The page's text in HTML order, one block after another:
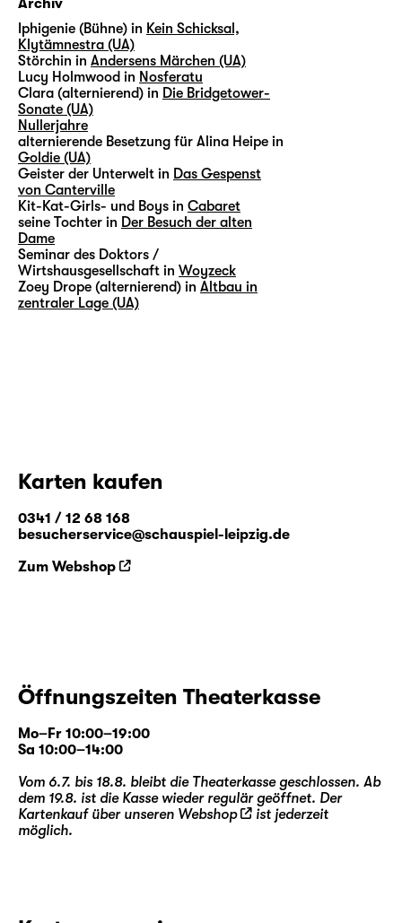
Archiv
Iphigenie (Bühne) in Kein Schicksal,
Klytämnestra (UA)
Störchin in Andersens Märchen (UA)
Lucy Holmwood in Nosferatu
Clara (alternierend) in Die Bridgetower-
Sonate (UA)
Nullerjahre
alternierende Besetzung für Alina Heipe in
Goldie (UA)
Geister der Unterwelt in Das Gespenst
von Canterville
Kit-Kat-Girls- und Boys in Cabaret
seine Tochter in Der Besuch der alten
Dame
Seminar des Doktors /
Wirtshausgesellschaft in Woyzeck
Zoey Drope (alternierend) in Altbau in
zentraler Lage (UA)
Karten kaufen
0341 / 12 68 168
besucherservice@schauspiel-leipzig.de
Zum Webshop
Öffnungszeiten Theaterkasse
Mo–Fr 10:00–19:00
Sa 10:00–14:00
Vom 6.7. bis 18.8. bleibt die Theaterkasse geschlossen. Ab
dem 19.8. ist die Kasse wieder regulär geöffnet. Der
Kartenkauf über unseren Webshop
ist jederzeit
möglich.